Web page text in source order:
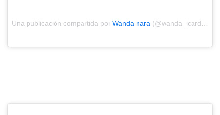
Una publicación compartida por Wanda nara (@wanda_icardi) el